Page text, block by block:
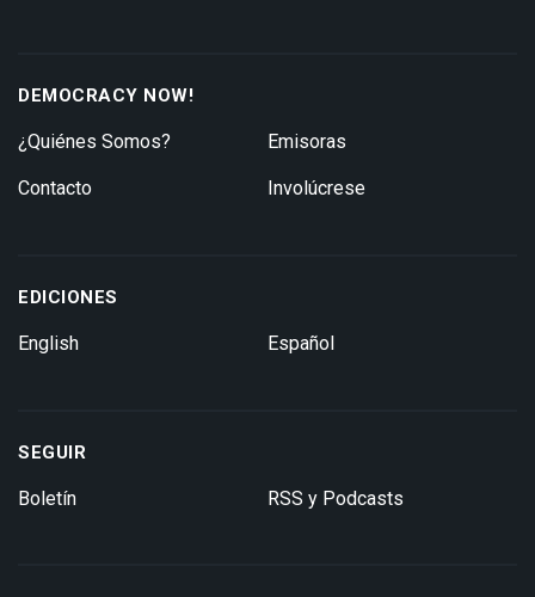
DEMOCRACY NOW!
¿Quiénes Somos?
Contacto
Emisoras
Involúcrese
EDICIONES
English Español
SEGUIR
Boletín RSS y Podcasts